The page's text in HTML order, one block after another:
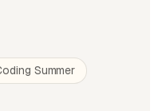
Summer